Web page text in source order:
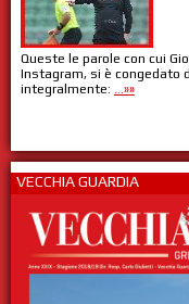
Queste le parole con cui
Instagram, si è congedato
integralmente: ...»»
VECCHIA GUARDIA